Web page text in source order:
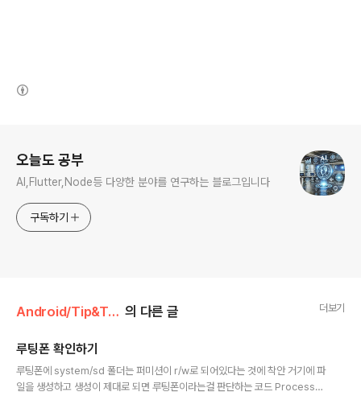
오늘도 공부
AI,Flutter,Node등 다양한 분야를 연구하는 블로그입니다
구독하기
Android/Tip&Tech 의 다른 글 더보기
루팅폰 확인하기
루팅폰에 system/sd 폴더는 퍼미션이 r/w로 되어있다는 것에 착안 거기에 파
일을 생성하고 생성이 제대로 되면 루팅폰이라는걸 판단하는 코드 Process